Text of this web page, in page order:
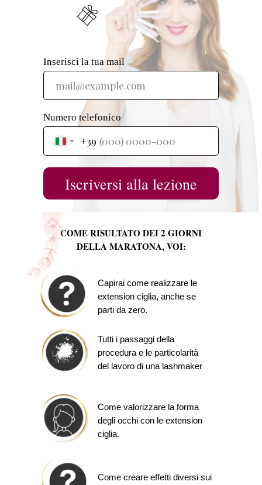
Inserisci la tua mail
Numero telefonico
+39
Iscriversi alla lezione
COME RISULTATO DEI 2 GIORNI
DELLA MARATONA, VOI:
Capirai come realizzare le
extension ciglia, anche se
parti da zero.
Tutti i passaggi della
procedura e le particolarità
del lavoro di una lashmaker
Come creare effetti diversi sui
Come valorizzare la forma
degli occhi con le extension
ciglia.